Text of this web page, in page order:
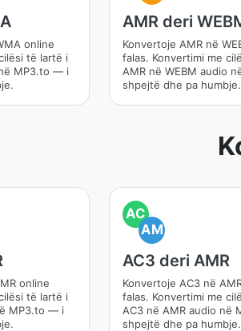
online
të lartë i
MP3.to — i
AMR deri
Konvertoje AMR në
falas. Konvertimi me
AMR në WEBM audio
shpejtë dhe pa humbje.
online
të lartë i
MP3.to — i
AC
AM
AC3 deri AMR
Konvertoje AC3 në
falas. Konvertimi me
AC3 në AMR audio në
shpejtë dhe pa humbje.